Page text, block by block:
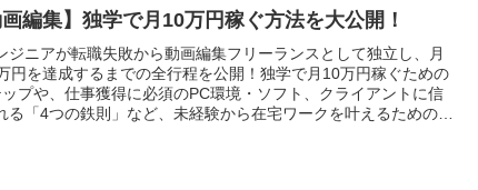
画編集】独学で月10万円稼ぐ方法を大公開！
ジニアが転職失敗から動画編集フリーランスとして独立し、月
円を達成するまでの全行程を公開！独学で月10万円稼ぐための
プや、仕事獲得に必須のPC環境・ソフト、クライアントに信
る「4つの鉄則」など、未経験から在宅ワークを叶えるためのリ